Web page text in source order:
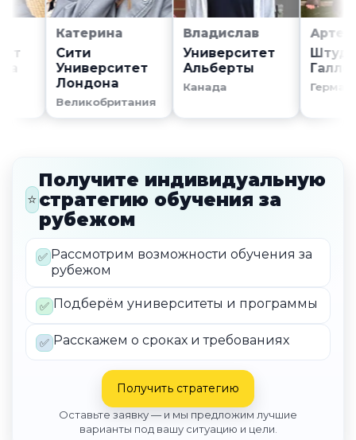
Катерина
Сити
Университет
Лондона
Великобритания
Владислав
Университет
Альберты
Канада
Артем
Галле
Германия
⭐
Получите индивидуальную
стратегию обучения за
рубежом
✅Рассмотрим возможности обучения за
рубежом
✅ Подберём университеты и программы
✅ Расскажем о сроках и требованиях
Получить стратегию
Оставьте заявку — и мы предложим лучшие
варианты под вашу ситуацию и цели.